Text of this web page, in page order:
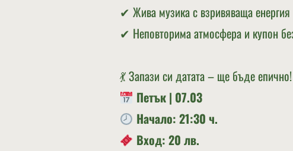
✔ Жива музика с взривяваща енергия
✔ Неповторима атмосфера и купон
💃 Запази си датата – ще бъде
Петък | 07.03
Начало: 21:30 ч.
Вход: 20 лв.